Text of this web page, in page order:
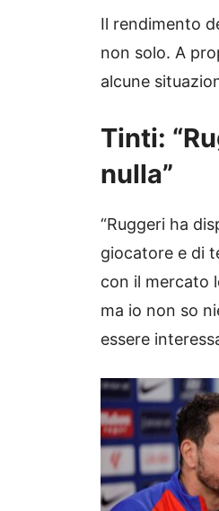
Il rendimento
non solo. A
alcune
Tinti:
nulla”
“Ruggeri ha
giocatore e di
con il mercato
ma io non so
essere